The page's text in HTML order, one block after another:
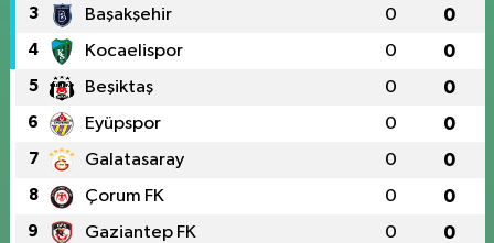
3 Başakşehir 0 0
4 Kocaelispor 0 0
5 Beşiktaş 0 0
6 Eyüpspor 0 0
7 Galatasaray 0 0
8 Çorum FK 0 0
9 Gaziantep FK 0 0